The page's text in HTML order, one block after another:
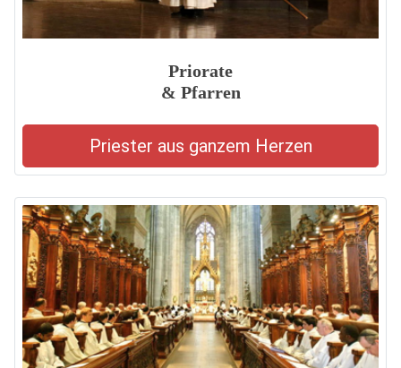
Priorate
& Pfarren
Priester aus ganzem Herzen